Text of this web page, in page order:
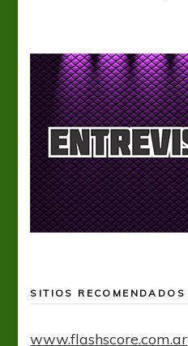
SITIOS RECOMENDADOS
www.flashscore.com.ar